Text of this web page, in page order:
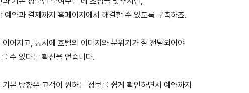
예약과 결제까지 홈페이지에서 해결할 수 있도록 구축하죠.
어지고, 동시에 호텔의 이미지와 분위기가 잘 전달되어야
수 있다는 확신을 얻습니다.
본 방향은 고객이 원하는 정보를 쉽게 확인하면서 예약까지